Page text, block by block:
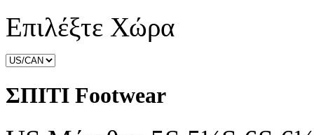
Επιλέξτε Χώρα
ΣΠΙΤΙ Footwear